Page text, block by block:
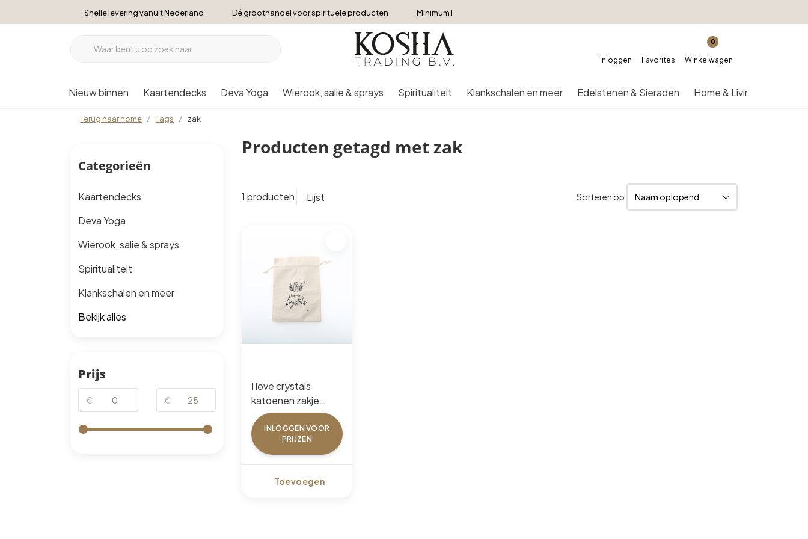
Snelle levering vanuit Nederland Dé groothandel voor spirituele producten Minimum bestelbedrag €250
Inloggen Favorites
0
Winkelwagen
Nieuw binnen Kaartendecks Deva Yoga Wierook, salie & sprays Spiritualiteit Klankschalen en meer Edelstenen & Sieraden Home & Living
Terug naar home Tags zak
Producten getagd met zak
1 producten Lijst Sorteren op
I love crystals
katoenen zakje
(25stuks)
INLOGGEN VOOR
PRIJZEN
Toevoegen
Categorieën
Kaartendecks
Deva Yoga
Wierook, salie & sprays
Spiritualiteit
Klankschalen en meer
Bekijk alles
Prijs
€ €